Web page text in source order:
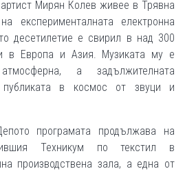
Мирян Колев живее в Трявна
експерименталната електронна
десетилетие е свирил в над 300
в Европа и Азия. Музиката му е
а задължителната
публиката в космос от звуци и
програмата продължава на
Техникум по текстил в
производствена зала, а една от